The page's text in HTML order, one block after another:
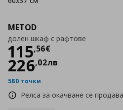
METOD
долен шкаф с рафтове
115,56€
Цена
226,02лв
580 точки
Релса за окачване се